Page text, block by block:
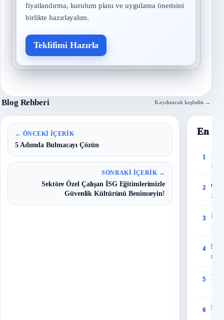
fiyatlandırma, kurulum planı ve uygulama önerisini
birlikte hazırlayalım.
Teklifimi Hazırla
Blog Rehberi Kaydırarak keşfedin →
← ÖNCEKI İÇERIK
5 Adımda Bulmacayı Çözün
SONRAKI İÇERIK →
Sektöre Özel Çalışan İSG Eğitimlerimizle
Güvenlik Kültürünü Benimseyin!
En
1 150
27
2
28
3 İş
12
4
8
5 150
11
6 İş
15